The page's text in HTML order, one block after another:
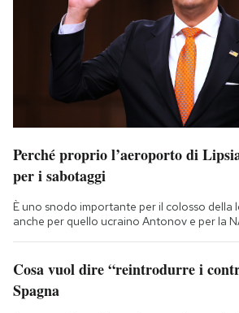
Perché proprio l’aeroporto di
per i sabotaggi
È uno snodo importante per il colosso della
anche per quello ucraino Antonov e per la
Cosa vuol dire “reintrodurre i
Spagna